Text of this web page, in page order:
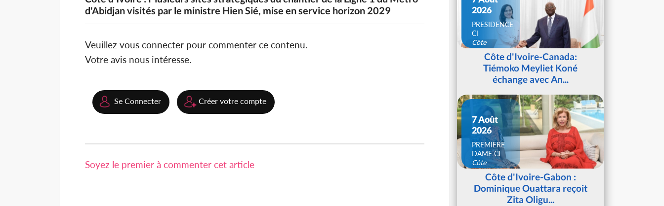
d'Abidjan visités par le ministre Hien Sié, mise en service horizon 2029
Veuillez vous connecter pour commenter ce contenu.
Votre avis nous intéresse.
Se Connecter Créer votre compte
Soyez le premier à commenter cet article
2026
PRESIDENCE
CI
Côte
d'IvoireCôte d'Ivoire-Canada:
Tiémoko Meyliet Koné
échange avec An...
7 Août
2026
PREMIERE
DAME CI
Côte
d'IvoireCôte d'Ivoire-Gabon :
Dominique Ouattara reçoit
Zita Oligu...